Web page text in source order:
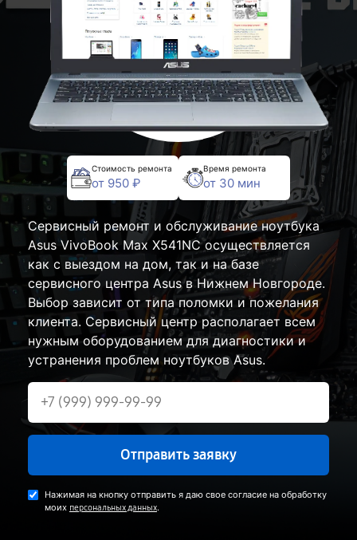
Стоимость ремонта
от 950 ₽
Время ремонта
от 30 мин
Сервисный ремонт и обслуживание ноутбука
Asus VivoBook Max X541NC осуществляется
как с выездом на дом, так и на базе
сервисного центра Asus в Нижнем Новгороде.
Выбор зависит от типа поломки и пожелания
клиента. Сервисный центр располагает всем
нужным оборудованием для диагностики и
устранения проблем ноутбуков Asus.
Отправить заявку
Нажимая на кнопку отправить я даю свое согласие на обработку
моих персональных данных.